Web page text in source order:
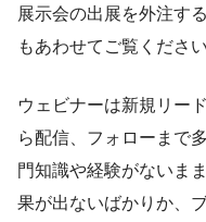
展示会の出展を外注す
もあわせてご覧ください
ウェビナーは新規リー
ら配信、フォローまで
門知識や経験がないま
果が出ないばかりか、